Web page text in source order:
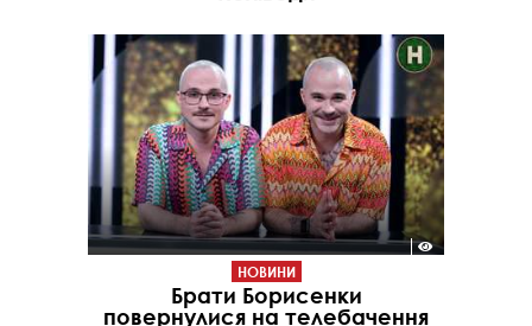
НОВИНИ
Брати Борисенки
повернулися на телебачення